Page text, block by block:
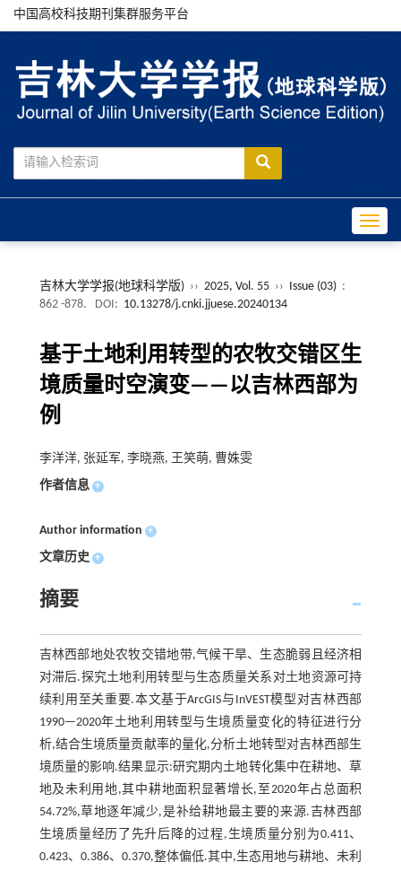
中国高校科技期刊集群服务平台
吉林大学学报(地球科学版) ›› 2025, Vol. 55 ›› Issue (03) :
862 -878.
DOI: 10.13278/j.cnki.jjuese.20240134
基于土地利用转型的农牧交错区生
境质量时空演变——以吉林西部为
例
李洋洋, 张延军, 李晓燕, 王笑萌, 曹姝雯
作者信息 +
Author information +
文章历史 +
摘要
吉林西部地处农牧交错地带,气候干旱、生态脆弱且经济相
对滞后.探究土地利用转型与生态质量关系对土地资源可持
续利用至关重要.本文基于ArcGIS与InVEST模型对吉林西部
1990—2020年土地利用转型与生境质量变化的特征进行分
析,结合生境质量贡献率的量化,分析土地转型对吉林西部生
境质量的影响.结果显示:研究期内土地转化集中在耕地、草
地及未利用地,其中耕地面积显著增长,至2020年占总面积
54.72%,草地逐年减少,是补给耕地最主要的来源.吉林西部
生境质量经历了先升后降的过程,生境质量分别为0.411、
0.423、0.386、0.370,整体偏低.其中,生态用地与耕地、未利